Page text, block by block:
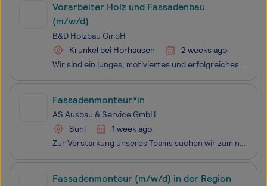
Vorarbeiter Holz und Fassadenbau
(m/w/d)
B&D Holzbau GmbH
Krunkel bei Horhausen
2 weeks ago
Wir sind ein junges, motiviertes und erfolgreiches Holz- und Fassadenbauunternehmen mit derzeit 15 Mitarbeitern in einem familiären Arbeitsumfeld. Wir haben uns auf die Bereiche Fassadenbau von Großfassaden mit Faserzementplatten, Kunststoffplatten und Holzverkleidungen sowie dem Bau von Holzfertigh
Fassadenmonteur*in
AS Ausbau & Service GmbH
Suhl
1 week ago
Zur Verstärkung unseres Teams suchen wir zum nächstmöglichen Einstellungstermin einen Fassadenmonteur*in (m/w/d) in Vollzeit.
Fassadenmonteur (m/w/d) in der Region